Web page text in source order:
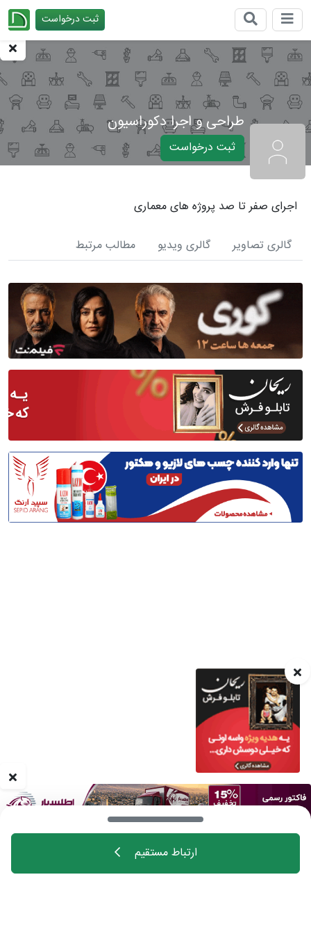
ثبت درخواست
مجله
خانه
اهالی فن
طراحی و اجرا دکوراسیون
ثبت درخواست
اجرای صفر تا صد پروژه های معماری
گالری تصاویر گالری ویدیو مطالب مرتبط
ارتباط مستقیم